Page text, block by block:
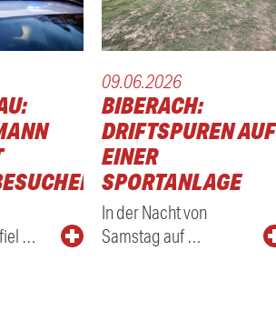
…
09.06.2026
BIBERACH:
DRIFTSPUREN AUF
EINER
SPORTANLAGE
In der Nacht von
Samstag auf …